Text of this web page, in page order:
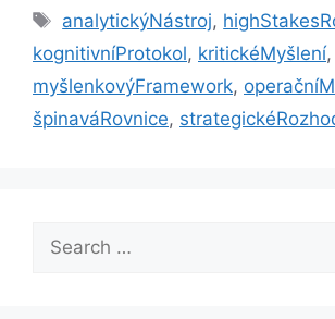
Tags
analytickýNástroj,
kognitivníProtokol, kritickéMyšlení,
myšlenkovýFramework,
špinaváRovnice,
for: